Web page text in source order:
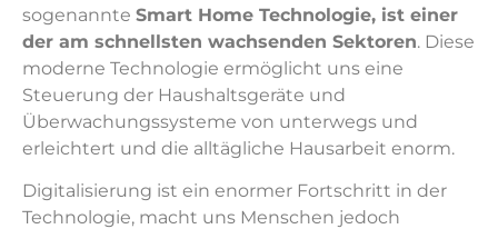
sogenannte Smart Home Technologie, ist einer
der am schnellsten wachsenden Sektoren. Diese
moderne Technologie ermöglicht uns eine
Steuerung der Haushaltsgeräte und
Überwachungssysteme von unterwegs und
erleichtert und die alltägliche Hausarbeit enorm.
Digitalisierung ist ein enormer Fortschritt in der
Technologie, macht uns Menschen jedoch